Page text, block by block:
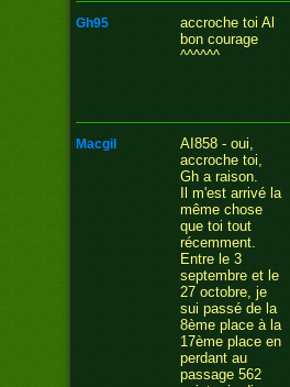
gh95
accroche toi Al
bon courage
^^^^^^
macgil
AI858 - oui,
accroche toi,
Gh a raison.
Il m'est arrivé la
même chose
que toi tout
récemment.
Entre le 3
septembre et le
27 octobre, je
sui passé de la
8ème place à la
17ème place en
perdant au
passage 562